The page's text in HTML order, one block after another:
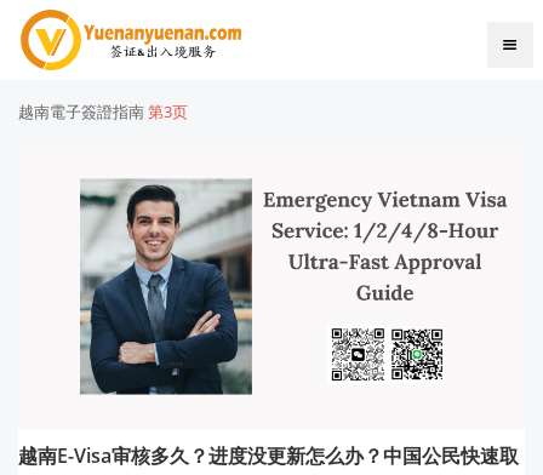
越南電子簽證指南第3页
越南E-Visa审核多久？进度没更新怎么办？中国公民快速取